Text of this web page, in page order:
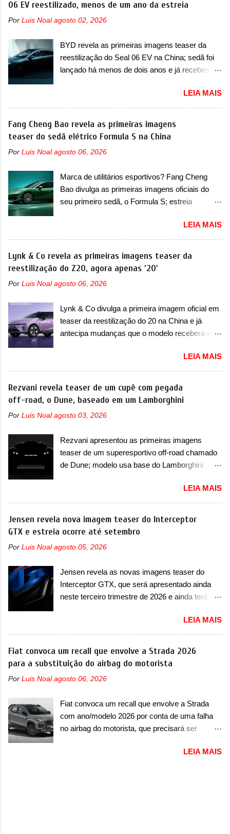
japoneses e coreanos que chegaram
arrancando corações em nosso mercado. Os
vendas em 1994 foram o Renault R19 que
vinha em 3 versões de carroceria, sendo duas
do hatch e o sedan, a famosa Kia Besta, o Vol...
motor 1.0 12v Turbo Flex, conhecido como
Strada soube ser mutável com avanços
importantes que a concorrência nunca
conseguiu acompanhar e agora ela abre uma
T200, que estreou nos irmãos Pulse e
Fastback. "A Fiat Strada é mais do que uma
picape, é uma verdadeira revolução no
mercado automotivo. Há alguns anos era
improvável pensar que uma picape chagaria ao
Strada fez. Mais do que isso: ela é a prova viva
que time que está ganhando se mexe sim. Ao
longo da sua história, ela...
06 EV reestilizado, menos de um ano da estreia
Por Luis Noal agosto 02, 2026
BYD revela as primeiras imagens teaser da
reestilização do Seal 06 EV na China; sedã foi
lançado há menos de dois anos e já receberá a
primeiras imagens teaser de uma mudança
visual para um dos seus menores sedãs
elétricos na China, pertencente à linha Ocean.
Trata-se do Seal 06 EV, lançado no segundo
O modelo agora passará a ser vendido com
que vão atualizá-los para a identidade visual
mais moderna da marca, mas ainda sem
motivos para que essa mudança já seja tão
nada os primeiros consumidores). Pelas
imagens teaser, se percebe que o sedã contará
com um novo para-choque na dianteira. Ele
passa a trazer um vinco horizontal mais
destacado que atravessa toda a dianteira do
faróis. Ele ainda possui um espaço para a placa
novo abaixo do vinco e uma nova entrada de ar
inferio...
LEIA MAIS
Fang Cheng Bao revela as primeiras imagens
teaser do sedã elétrico Formula S na China
Por Luis Noal agosto 06, 2026
Marca de utilitários esportivos? Fang Cheng
Bao divulga as primeiras imagens oficiais do
seu primeiro sedã, o Formula S; estreia
como uma marca com utilitários esportivos, a
Fang Cheng Bao nasceu como uma empresa
voltada a desenvolver utilitários esportivos com
uma pegada mais off-road. E isso funcionou
muito bem com o lançamento dos modelos Bao
5 e Bao 8, além do Tai 3 e Tai 7. Agora, a marca
de... sedãs. Antecipado por imagens teaser, o
Formula S será o primeiro três volumes da
Fang Cheng Bao, que parece se perder na sua
marca divulgou algumas imagens externas e
informações sobre o sedã, que terá seu
lançamento ainda neste ano de 2026. Em
termos de design, o Formula S segue
basicamente as mesmas linhas do conceito
aconteceu no primeiro semestre. Na dianteira, o
sedã conta com faróis mais quadrados e
compactos, com luzes ...
LEIA MAIS
Lynk & Co revela as primeiras imagens teaser da
reestilização do Z20, agora apenas '20'
Por Luis Noal agosto 06, 2026
Lynk & Co divulga a primeira imagem oficial em
teaser da reestilização do 20 na China e já
antecipa mudanças que o modelo receberá em
apresentar na China as primeiras mudanças
para o Z20, um misto de hatch com SUV que é
vendido no mercado chinês desde o
lançamento, em 2024. Agora, o modelo passará
por sua primeira mudança visual e também
mudará de nome. Vendido na Europa como 02
vendido na China apenas como ‘20’. Junto das
mudanças visuais, a marca confirmou que ele
pode ser um dos primeiros produtos da
Chamado de ’16 em 1’, também chamado de
Thunder, ele apresenta uma melhoria de
eficiência térmica e integra 12 elementos de
hardware. Entre eles, motor elétrico, controlador
de motor, redutor, conversor CC-CC, OBC,
de pré-carga e gateway de domínio de energia.
Há mais quatro recursos de software como
gerenciamento...
LEIA MAIS
Rezvani revela teaser de um cupê com pegada
off-road, o Dune, baseado em um Lamborghini
Por Luis Noal agosto 03, 2026
Rezvani apresentou as primeiras imagens
teaser de um superesportivo off-road chamado
de Dune; modelo usa base do Lamborghini
apresentou as primeiras imagens teaser de um
novo superesportivo que vai oferecer aos seus
consumidores. Trata-se do Dune, um cupê
superesportivo que terá uma proposta off-road
tiveram, como o Porsche 911 Dakar e o...
italiano tem grande parte no desenvolvimento
do Dune. Baseado no Huracán, o Dune nasce
com uma proposta similar ao que a marca
característico da Rezvani. Junto com as
imagens, a marca já confirmou que o Dune será
um carro muito exclusivo. Ao todo, serão
apenas sete unidades produzidas... para todo
equipado com um motor V10 Supercharger
capaz de desenvolver cerca de 800cv que
separou a performance exótica da aventura i...
LEIA MAIS
Jensen revela nova imagem teaser do Interceptor
GTX e estreia ocorre até setembro
Por Luis Noal agosto 05, 2026
Jensen revela as novas imagens teaser do
Interceptor GTX, que será apresentado ainda
neste terceiro trimestre de 2026 e ainda terá
International Automotive (abreviação de JIA)
apresentou uma nova imagem teaser que
mostra como será o Interceptor GTX, o
esportivo que recolocará a marca no mercado.
O granturismo (GT) apareceu em uma nova
imagem de traseira, onde ele aparece o para-
esportivo será apresentado no terceiro trimestre
de 2026, ou seja, acontecerá entre os meses de
julho e setembro (e já estamos em agosto), ou
o dia 30 de setembro. A marca confirmou que
LEIA MAIS
Fiat convoca um recall que envolve a Strada 2026
para a substituição do airbag do motorista
Por Luis Noal agosto 06, 2026
Fiat convoca um recall que envolve a Strada
com ano/modelo 2026 por conta de uma falha
no airbag do motorista, que precisará ser
de outubro de 2025 que envolve os proprietários
LEIA MAIS